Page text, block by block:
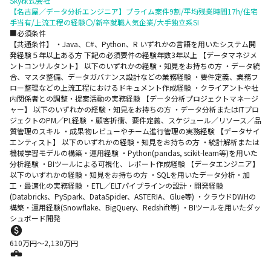
【名古屋／データ分析エンジニア】プライム案件9割/平均残業時間17h/住宅
手当有/上流工程の経験〇/新卒就職人気企業/大手独立系SI
■必須条件
【共通条件】 ・Java、C#、Python、R いずれかの言語を用いたシステム開
発経験５年以上ある方 下記の必須要件の経験年数3年以上 【データマネジメ
ントコンサルタント】 以下のいずれかの経験・知見をお持ちの方 ・データ統
合、マスタ整備、データガバナンス設計などの業務経験 ・要件定義、業務フ
ロー整理などの上流工程におけるドキュメント作成経験 ・クライアントや社
内関係者との調整・提案活動の実務経験 【データ分析プロジェクトマネージ
ャー】 以下のいずれかの経験・知見をお持ちの方 ・データ分析またはITプロ
ジェクトのPM／PL経験 ・顧客折衝、要件定義、スケジュール／リソース／品
質管理のスキル ・成果物レビューやチーム進行管理の実務経験 【データサイ
エンティスト】 以下のいずれかの経験・知見をお持ちの方 ・統計解析または
機械学習モデルの構築・運用経験 ・Python(pandas, scikit-learn等)を用いた
分析経験 ・BIツールによる可視化、レポート作成経験 【データエンジニア】
以下のいずれかの経験・知見をお持ちの方 ・SQLを用いたデータ分析・加
工・最適化の実務経験 ・ETL／ELTパイプラインの設計・開発経験
(Databricks、PySpark、DataSpider、ASTERIA、Glue等) ・クラウドDWHの
構築・運用経験(Snowflake、BigQuery、Redshift等) ・BIツールを用いたダッ
シュボード開発
610万円〜2,130万円